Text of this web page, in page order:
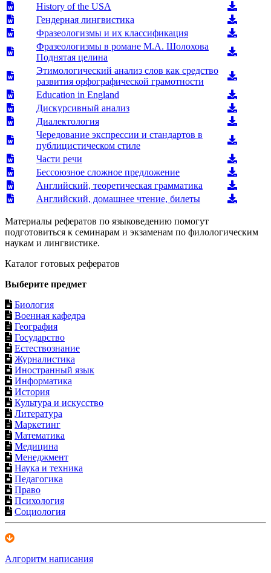
History of the USA
Гендерная лингвистика
Фразеологизмы и их классификация
Фразеологизмы в романе М.А. Шолохова
Поднятая целина
Этимологический анализ слов как средство
развития орфографической грамотности
Education in England
Дискурсивный анализ
Диалектология
Чередование экспрессии и стандартов в
публицистическом стиле
Части речи
Бессоюзное сложное предложение
Английский, теоретическая грамматика
Английский, домашнее чтение, билеты
Материалы рефератов по языковедению помогут
подготовиться к семинарам и экзаменам по филологическим
наукам и лингвистике.
Каталог готовых рефератов
Выберите предмет
Биология
Военная кафедра
География
Государство
Естествознание
Журналистика
Иностранный язык
Информатика
История
Культура и искусство
Литература
Маркетинг
Математика
Медицина
Менеджмент
Наука и техника
Педагогика
Право
Психология
Социология
Алгоритм написания